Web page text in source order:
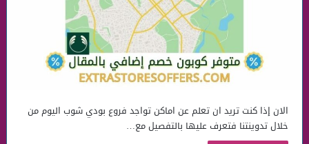
الان إذا كنت تريد ان تعلم عن اماكن تواجد فروع بودي شوب اليوم من
خلال تدوينتنا فتعرف عليها بالتفصيل مع…